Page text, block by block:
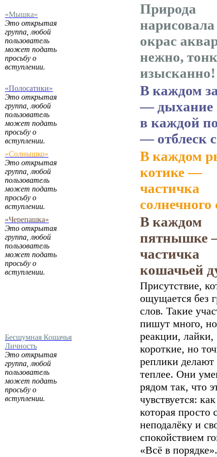
«Мышка»
Это открытая
группа, любой
пользователь
может подать
просьбу о
вступлении.
Природа
нарисовала
окрас
нежно,
изысканно!
«Полосатики»
Это открытая
группа, любой
пользователь
может подать
просьбу о
вступлении.
В каждом
— дыхание
в каждой
— отблеск
«Солнышко»
Это открытая
группа, любой
пользователь
может подать
просьбу о
вступлении.
В каждом
котике —
частичка
солнечного
«Черепашка»
Это открытая
группа, любой
пользователь
может подать
просьбу о
вступлении.
В каждом
пятнышке
частичка
кошачьей
Бесшумная Кошачья
Личность
Это открытая
группа, любой
пользователь
может подать
просьбу о
вступлении.
Присутствие,
ощущается без
слов. Такие
пишут много,
реакции, лайки,
короткие, но
реплики
теплее. Они
рядом так, что
чувствуется:
которая просто
неподалёку и
спокойствием
«Всё в порядке».